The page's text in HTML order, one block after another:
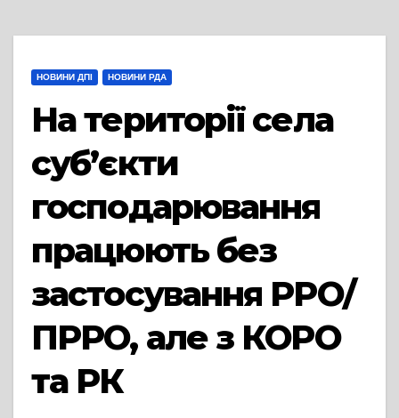
НОВИНИ ДПІ НОВИНИ РДА
На території села
суб’єкти
господарювання
працюють без
застосування РРО/
ПРРО, але з КОРО
та РК